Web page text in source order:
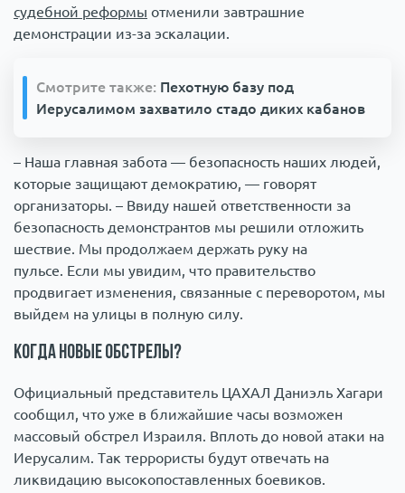
судебной реформы отменили завтрашние
демонстрации из-за эскалации.
Смотрите также: Пехотную базу под
Иерусалимом захватило стадо диких кабанов
– Наша главная забота — безопасность наших людей,
которые защищают демократию, — говорят
организаторы. – Ввиду нашей ответственности за
безопасность демонстрантов мы решили отложить
шествие. Мы продолжаем держать руку на
пульсе. Если мы увидим, что правительство
продвигает изменения, связанные с переворотом, мы
выйдем на улицы в полную силу.
Когда новые обстрелы?
Официальный представитель ЦАХАЛ Даниэль Хагари
сообщил, что уже в ближайшие часы возможен
массовый обстрел Израиля. Вплоть до новой атаки на
Иерусалим. Так террористы будут отвечать на
ликвидацию высокопоставленных боевиков.